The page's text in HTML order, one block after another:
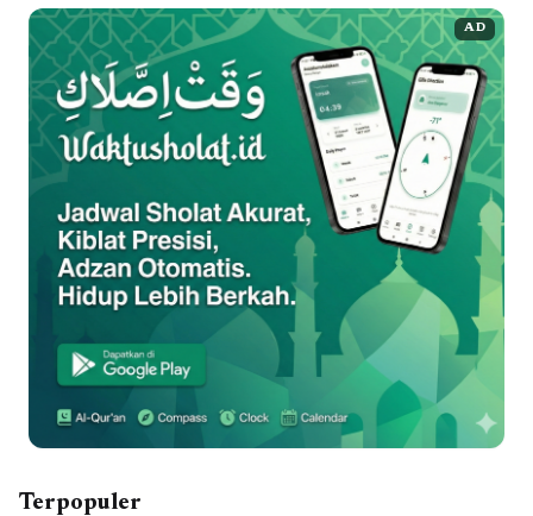
AD
Terpopuler